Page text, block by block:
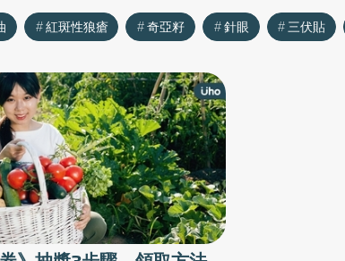
紅斑性狼瘡 奇亞籽 針眼 三伏貼